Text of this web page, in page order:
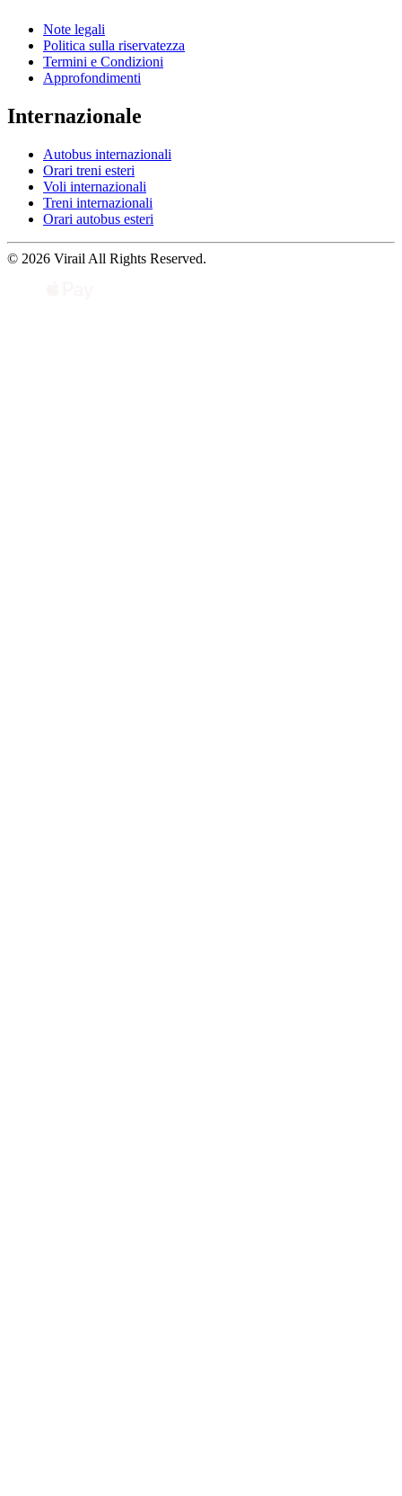
Note legali
Politica sulla riservatezza
Termini e Condizioni
Approfondimenti
Internazionale
Autobus internazionali
Orari treni esteri
Voli internazionali
Treni internazionali
Orari autobus esteri
© 2026 Virail All Rights Reserved.